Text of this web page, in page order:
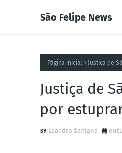
São Felipe News
Página inicial Justiça de
Justiça de
por
Leandro Santana